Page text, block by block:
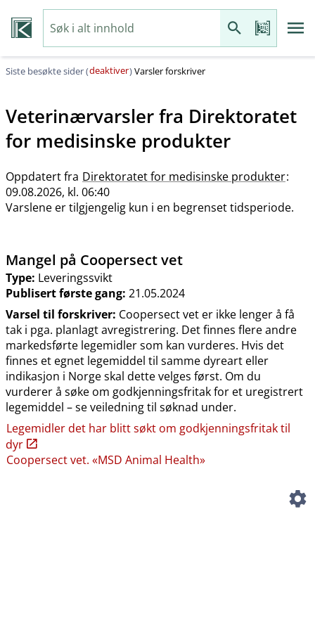
Siste besøkte sider (deaktiver)Varsler forskriver
Veterinærvarsler fra Direktoratet
for medisinske produkter
Oppdatert fra Direktoratet for medisinske produkter:
09.08.2026, kl. 06:40
Varslene er tilgjengelig kun i en begrenset tidsperiode.
Mangel på Coopersect vet
Type: Leveringssvikt
Publisert første gang: 21.05.2024
Varsel til forskriver: Coopersect vet er ikke lenger å få
tak i pga. planlagt avregistrering. Det finnes flere andre
markedsførte legemidler som kan vurderes. Hvis det
finnes et egnet legemiddel til samme dyreart eller
indikasjon i Norge skal dette velges først. Om du
vurderer å søke om godkjenningsfritak for et uregistrert
legemiddel – se veiledning til søknad under.
Legemidler det har blitt søkt om godkjenningsfritak til
dyr
Coopersect vet. «MSD Animal Health»